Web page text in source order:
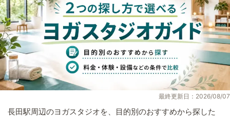
最終更新日：2026/08/07
長田駅周辺のヨガスタジオを、目的別のおすすめから探した